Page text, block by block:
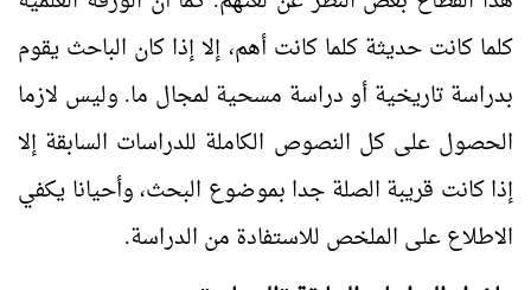
كلما كانت حديثة كلما كانت أهم، إلا إذا كان الباحث يقوم
بدراسة تاريخية أو دراسة مسحية لمجال ما. وليس لازما
الحصول على كل النصوص الكاملة للدراسات السابقة إلا
إذا كانت قريبة الصلة جدا بموضوع البحث، وأحيانا يكفي
الاطلاع على الملخص للاستفادة من الدراسة.